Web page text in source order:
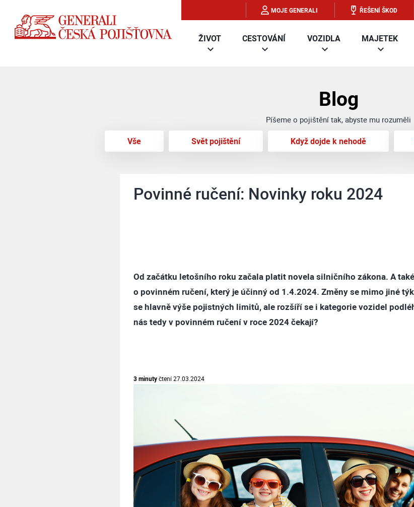
MOJE GENERALI ŘEŠENÍ ŠKOD
ŽIVOT CESTOVÁNÍ VOZIDLA MAJETEK
Blog
Píšeme o pojištění tak, abyste mu rozuměli
Vše Svět pojištění Když dojde k nehodě
Povinné ručení: Novinky roku 2024
Od začátku letošního roku začala platit novela silničního zákona. A
o povinném ručení, který je účinný od 1.4.2024. Změny se mimo jiné
se hlavně výše pojistných limitů, ale rozšíří se i kategorie vozidel
nás tedy v povinném ručení v roce 2024 čekají?
3 minutyčtení27.03.2024